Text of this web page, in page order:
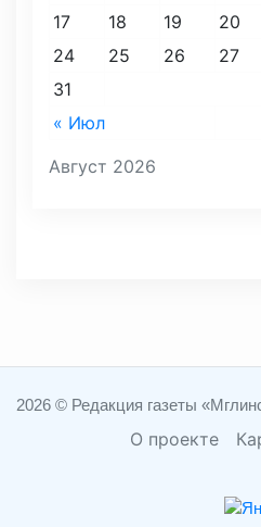
Август 2026
« Июл
17
18 19 20
24
25 26 27
31
2026 © Редакция газеты
О проекте